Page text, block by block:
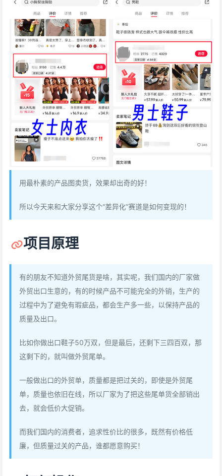
用最朴素的产品图卖货，效果却出奇的好！
所以今天来和大家分享这个“差异化”赛道是如何变现的！
项目原理
有的朋友不知道外贸尾货是啥，其实呢，我们国内的厂家做
外贸出口生意的，有的时候产品不可能完全的外销，生产的
过程中为了避免有瑕疵品，都会生产多一些，以保持产品的
质量及出口。
比如你做出口鞋子50万双，但是最后，还剩下三四百双，那
这剩下的，就叫做外贸尾单。
一般做出口的外贸单，质量都是把过关的，即使是外贸尾
单，质量也依旧在线，所以厂家为了把这些尾单货全部销出
去，就会低价大促销。
而我们国内的消费者，追求性价比的很多，既然有价格低
廉，但质量过关的产品，谁都愿意购买！